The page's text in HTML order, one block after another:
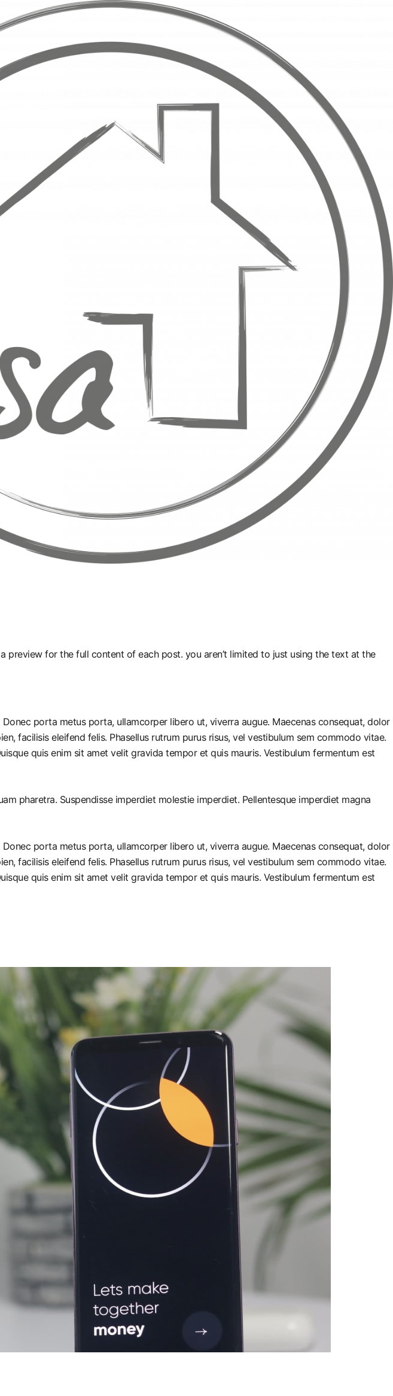
for the full content of each post. you aren’t limited to just using the text at the
porta metus porta, ullamcorper libero ut, viverra augue. Maecenas consequat, dolor
facilisis eleifend felis. Phasellus rutrum purus risus, vel vestibulum sem commodo vitae.
quis enim sit amet velit gravida tempor et quis mauris. Vestibulum fermentum est
pharetra. Suspendisse imperdiet molestie imperdiet. Pellentesque imperdiet magna
porta metus porta, ullamcorper libero ut, viverra augue. Maecenas consequat, dolor
facilisis eleifend felis. Phasellus rutrum purus risus, vel vestibulum sem commodo vitae.
quis enim sit amet velit gravida tempor et quis mauris. Vestibulum fermentum est